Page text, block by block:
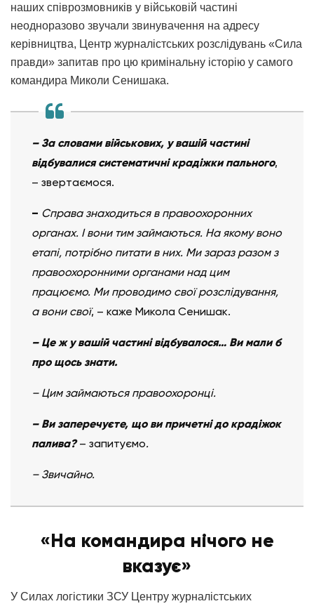
наших співрозмовників у військовій частині
неодноразово звучали звинувачення на адресу
керівництва, Центр журналістських розслідувань «Сила
правди» запитав про цю кримінальну історію у самого
командира Миколи Сенишака.
– За словами військових, у вашій частині
відбувалися систематичні крадіжки пального,
– звертаємося.
– Справа знаходиться в правоохоронних
органах. І вони тим займаються. На якому воно
етапі, потрібно питати в них. Ми зараз разом з
правоохоронними органами над цим
працюємо. Ми проводимо свої розслідування,
а вони свої, – каже Микола Сенишак.
– Це ж у вашій частині відбувалося… Ви мали б
про щось знати.
– Цим займаються правоохоронці.
– Ви заперечуєте, що ви причетні до крадіжок
палива?– запитуємо.
– Звичайно.
«На командира нічого не
вказує»
У Силах логістики ЗСУ Центру журналістських